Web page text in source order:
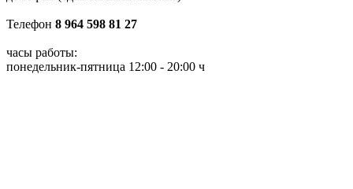
Телефон 8 964 598 81 27
часы работы:
понедельник-пятница 12:00 - 20:00 ч